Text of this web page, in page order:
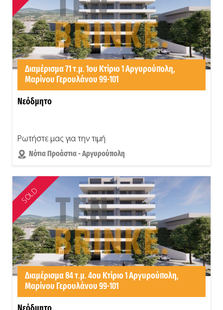
Διαμέρισμα 71 τ.μ. 1ου Κτίριο 1 Αργυρούπολη,
Μαρίνου Γερουλάνου 99-101
Νεόδμητο
Ρωτήστε μας για την τιμή
Νότια Προάστια - Αργυρούπολη
SOLD
Διαμέρισμα 84 τ.μ. 4ου Κτίριο 1 Αργυρούπολη,
Μαρίνου Γερουλάνου 99-101